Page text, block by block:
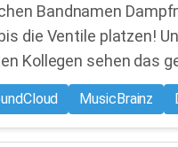
Bandnamen
die Ventile platzen!
Kollegen sehen das
MusicBrainz